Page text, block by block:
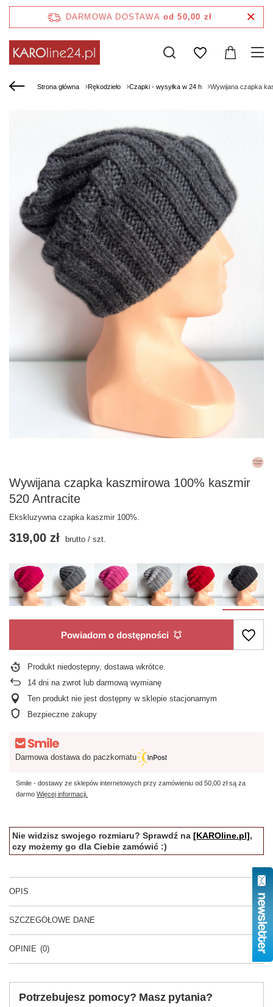
DARMOWA DOSTAWA od 50,00 zł
Strona główna Rękodzieło Czapki - wysyłka w 24 h Wywijana czapka
Wywijana czapka kaszmirowa 100% kaszmir
520 Antracite
Ekskluzywna czapka kaszmir 100%.
319,00 zł brutto / szt.
Powiadom o dostępności
Produkt niedostepny, dostawa wkrótce
14 dni na zwrot lub darmową wymianę
Ten produkt nie jest dostępny w sklepie stacjonarnym
Bezpieczne zakupy
Darmowa dostawa do paczkomatu
Smile - dostawy ze sklepów internetowych przy zamówieniu od 50,00 złsą za
darmo Więcej informacji.
Nie widzisz swojego rozmiaru? Sprawdź na [KAROline.pl],
czy możemy go dla Ciebie zamówić :)
OPIS
SZCZEGÓŁOWE DANE
OPINIE (0)
Potrzebujesz pomocy? Masz pytania?